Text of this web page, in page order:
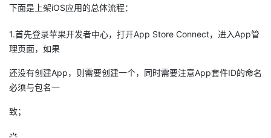
坛
圈
子
的
直
播
我
的
活
我
的
的
课
程
我
的
认
我
的
我
技
术
支
的
云
声
下面是上架iOS应用的总体流程：
1.首先登录苹果开发者中心，打开App Store Connect，进入App管
理页面，如果
还没有创建App，则需要创建一个，同时需要注意App套件ID的命名
必须与包名一
致；